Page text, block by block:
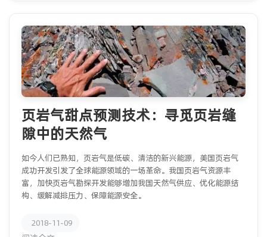
页岩气甜点预测技术：寻觅页岩缝
隙中的天然气
如今人们已熟知，页岩气是低碳、清洁的新兴能源，美国页岩气
成功开发引发了全球能源领域的一场革命。我国页岩气资源丰
富，加快页岩气勘探开发能够增加我国天然气供应、优化能源结
构、缓解减排压力、保障能源安全。
2018-11-09